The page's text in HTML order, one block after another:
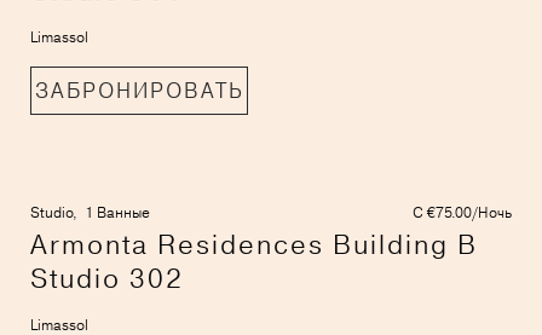
Limassol
ЗАБРОНИРОВАТЬ
Studio, 1 Ванные С €75.00/Ночь
Armonta Residences Building B
Studio 302
Limassol